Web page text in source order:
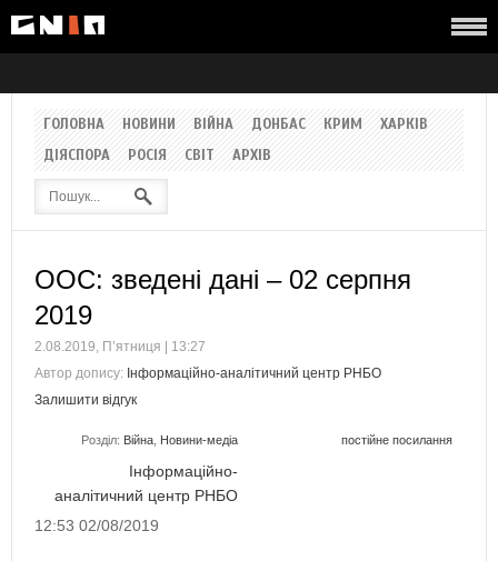
ГОЛОВНА НОВИНИ ВІЙНА ДОНБАС КРИМ
ХАРКІВ
ДІЯСПОРА
РОСІЯ СВІТ АРХІВ
ООС: зведені дані – 02 серпня
2019
2.08.2019, П’ятниця | 13:27
Автор допису: Інформаційно-аналітичний центр РНБО
Залишити відгук
Розділ: Війна Новини-медіа постійне посилання
Інформаційно-
аналітичний центр РНБО
12:53 02/08/2019